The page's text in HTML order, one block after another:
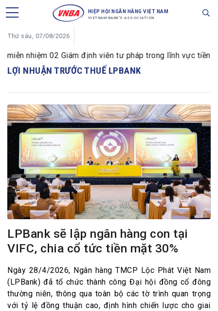
HIỆP HỘI NGÂN HÀNG VIỆT NAM
VIETNAM BANK'S ASSOCIATION
Thứ sáu, 07/08/2026
nhiệm 02 Giám định viên tư pháp trong lĩnh vực tiền tệ
LỢI NHUẬN TRƯỚC THUẾ LPBANK
LPBank sẽ lập ngân hàng con tại
VIFC, chia cổ tức tiền mặt 30%
Ngày 28/4/2026, Ngân hàng TMCP Lộc Phát Việt Nam
(LPBank) đã tổ chức thành công Đại hội đồng cổ đông
thường niên, thông qua toàn bộ các tờ trình quan trọng
với tỷ lệ đồng thuận cao, định hình chiến lược cho giai